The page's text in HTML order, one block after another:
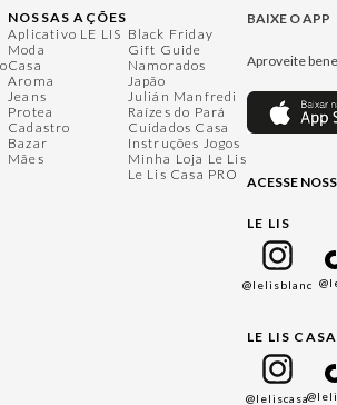
NOSSAS AÇÕES
Aplicativo LE LIS
Moda
Casa
Aroma
Jeans
Protea
Cadastro
Bazar
Mães
Black Friday
Gift Guide
Namorados
Japão
Julián Manfredi
Raízes do Pará
Cuidados Casa
Instruções Jogos
Minha Loja Le Lis
Le Lis Casa PRO
BAIXE O APP
Aproveite
ACESSE
LE LIS
@lelisblanc
LE LIS CASA
@leliscasa